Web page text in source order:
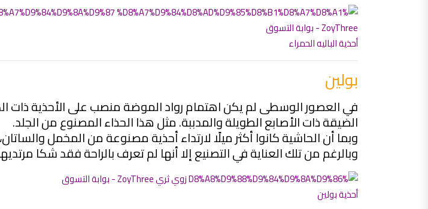
أحذية الباليه الحمراء
بولين
في العصور الوسطى لم يكن اهتمام رواد الموضة منصب على الأحذية ذات
الضيقة ذات الأصابع الطويلة والمدببة. مثل هذا الحذاء المصنوع من الجلد.
وبما أن الحاشية كانوا أكثر ميلًا لارتداء أحذية مصنوعة من المخمل
وبالرغم من تلك العناية في التصنيع إلا أنها لم تعرف بالراحة فقد شكا
أحذية بولين